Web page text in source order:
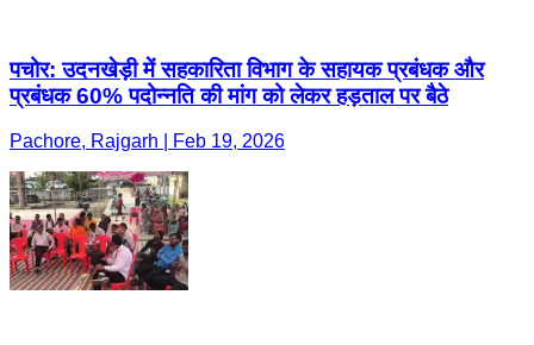
पचोर: उदनखेड़ी में सहकारिता विभाग के सहायक प्रबंधक और
प्रबंधक 60% पदोन्नति की मांग को लेकर हड़ताल पर बैठे
Pachore, Rajgarh | Feb 19, 2026